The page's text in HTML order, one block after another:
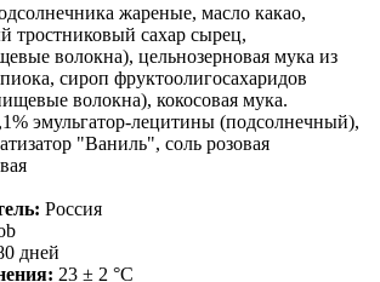
жареные, масло какао,
тростниковый сахар сырец,
волокна), цельнозерновая мука из
сироп фруктоолигосахаридов
волокна), кокосовая мука.
эмульгатор-лецитины (подсолнечный),
"Ваниль", соль розовая
Россия
дней
23 ± 2 °C